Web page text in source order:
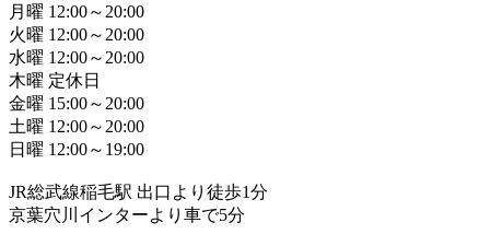
月曜 12:00～20:00
火曜 12:00～20:00
水曜 12:00～20:00
木曜 定休日
金曜 15:00～20:00
土曜 12:00～20:00
日曜 12:00～19:00
JR総武線稲毛駅 出口より徒歩1分
京葉穴川インターより車で5分